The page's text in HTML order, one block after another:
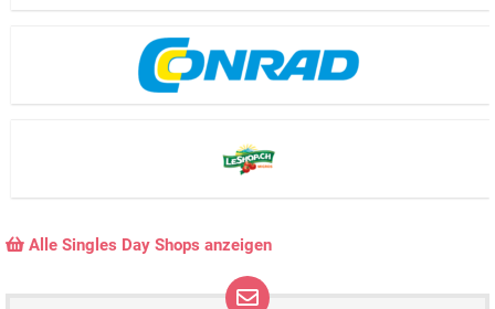
Alle Singles Day Shops anzeigen